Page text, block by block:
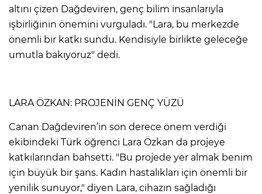
altını çizen Dağdeviren, genç bilim insanlarıyla
işbirliğinin önemini vurguladı. "Lara, bu merkezde
önemli bir katkı sundu. Kendisiyle birlikte geleceğe
umutla bakıyoruz" dedi.
LARA ÖZKAN: PROJENİN GENÇ YÜZÜ
Canan Dağdeviren’in son derece önem verdiği
ekibindeki Türk öğrenci Lara Özkan da projeye
katkılarından bahsetti. "Bu projede yer almak benim
için büyük bir şans. Kadın hastalıkları için önemli bir
yenilik sunuyor," diyen Lara, cihazın sağladığı